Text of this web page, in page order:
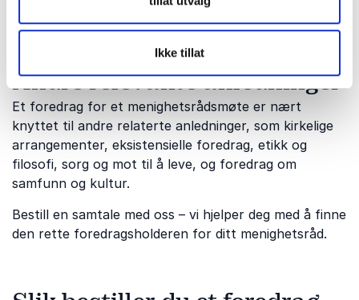
Ikke tillat
Andre relevante anledninger
Et foredrag for et menighetsrådsmøte er nært
knyttet til andre relaterte anledninger, som kirkelige
arrangementer, eksistensielle foredrag, etikk og
filosofi, sorg og mot til å leve, og foredrag om
samfunn og kultur.
Bestill en samtale med oss ​​– vi hjelper deg med å finne
den rette foredragsholderen for ditt menighetsråd.